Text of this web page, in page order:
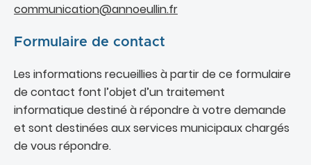
communication@annoeullin.fr
Formulaire de contact
Les informations recueillies à partir de ce formulaire
de contact font l’objet d’un traitement
informatique destiné à répondre à votre demande
et sont destinées aux services municipaux chargés
de vous répondre.